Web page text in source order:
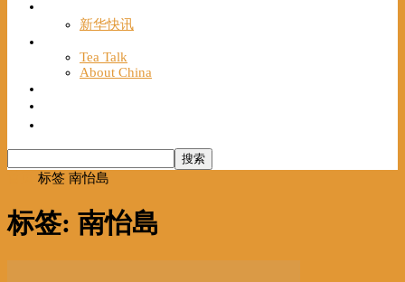
新华快讯
Tea Talk
About China
标签 南怡島
标签: 南怡島